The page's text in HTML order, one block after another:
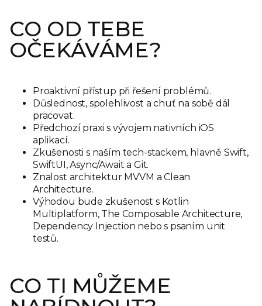
CO OD TEBE
OČEKÁVÁME?
Proaktivní přístup při řešení problémů.
Důslednost, spolehlivost a chuť na sobě dál
pracovat.
Předchozí praxi s vývojem nativních iOS
aplikací.
Zkušenosti s naším tech-stackem, hlavně Swift,
SwiftUI, Async/Await a Git.
Znalost architektur MVVM a Clean
Architecture.
Výhodou bude zkušenost s Kotlin
Multiplatform, The Composable Architecture,
Dependency Injection nebo s psaním unit
testů.
CO TI MŮŽEME